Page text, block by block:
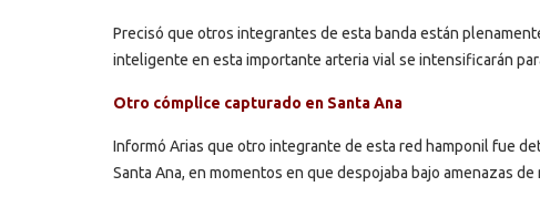
Precisó que otros integrantes de esta banda están
inteligente en esta importante arteria vial se intensificarán
Otro cómplice capturado en Santa Ana
Informó Arias que otro integrante de esta red hamponil fue
Santa Ana, en momentos en que despojaba bajo amenazas